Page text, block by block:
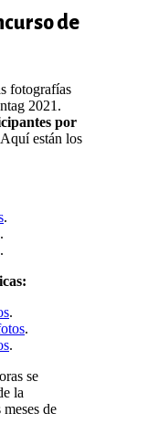
de
fotografías
2021.
por
Aquí están los
.
.
.
.
.
.
se
la
de